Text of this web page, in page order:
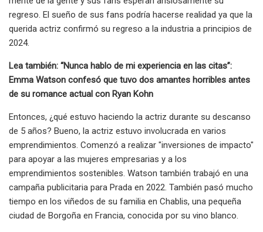
regreso. El sueño de sus fans podría hacerse realidad ya que la
querida actriz confirmó su regreso a la industria a principios de
2024.
Lea también: “Nunca hablo de mi experiencia en las citas”:
Emma Watson confesó que tuvo dos amantes horribles antes
de su romance actual con Ryan Kohn
Entonces, ¿qué estuvo haciendo la actriz durante su descanso
de 5 años? Bueno, la actriz estuvo involucrada en varios
emprendimientos. Comenzó a realizar "inversiones de impacto"
para apoyar a las mujeres empresarias y a los
emprendimientos sostenibles. Watson también trabajó en una
campaña publicitaria para Prada en 2022. También pasó mucho
tiempo en los viñedos de su familia en Chablis, una pequeña
ciudad de Borgoña en Francia, conocida por su vino blanco.